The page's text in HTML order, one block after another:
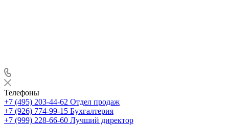
Телефоны
+7 (495) 203-44-62 Отдел продаж
+7 (926) 774-99-15 Бухгалтерия
+7 (999) 228-66-60 Лучший директор